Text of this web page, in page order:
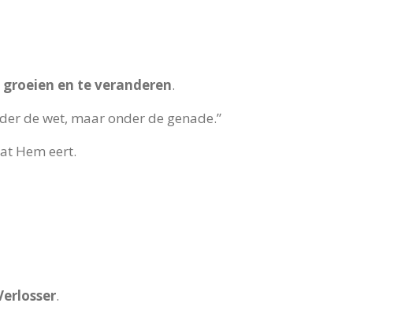
en te veranderen.
de wet, maar onder de genade.”
Hem eert.
.